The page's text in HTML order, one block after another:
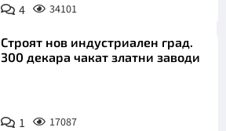
4 34101
Строят нов индустриален град.
300 декара чакат златни заводи
1 17087